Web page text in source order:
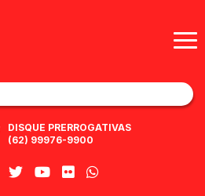
DISQUE PRERROGATIVAS
(62) 99976-9900